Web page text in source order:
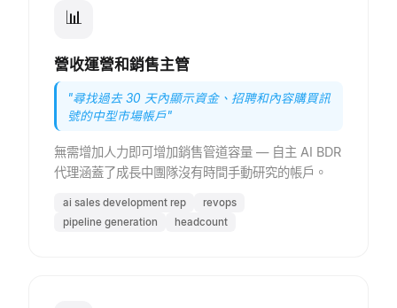
📊
營收運營和銷售主管
"尋找過去 30 天內顯示資金、招聘和內容購買訊
號的中型市場帳戶"
無需增加人力即可增加銷售管道容量 — 自主 AI BDR
代理涵蓋了成長中團隊沒有時間手動研究的帳戶。
ai sales development rep
revops
pipeline generation
headcount